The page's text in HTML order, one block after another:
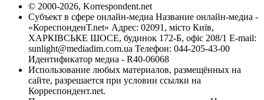
© 2000-2026, Korrespondent.net
Субъект в сфере онлайн-медиа Название онлайн-медиа -
«КореспонденТ.net» Адрес: 02091, місто Київ,
ХАРКІВСЬКЕ ШОСЕ, будинок 172-Б, офіс 208/1 E-mail:
sunlight@mediadim.com.ua Телефон: 044-205-43-00
Идентификатор медиа - R40-06068
Использование любых материалов, размещённых на
сайте, разрешается при условии ссылки на
Корреспондент.net.